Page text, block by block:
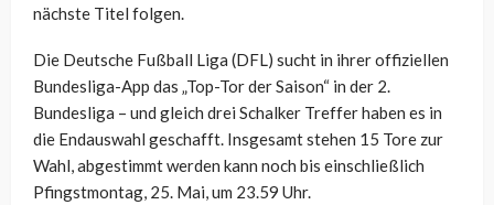
nächste Titel folgen.
Die Deutsche Fußball Liga (DFL) sucht in ihrer offiziellen
Bundesliga-App das „Top-Tor der Saison“ in der 2.
Bundesliga – und gleich drei Schalker Treffer haben es in
die Endauswahl geschafft. Insgesamt stehen 15 Tore zur
Wahl, abgestimmt werden kann noch bis einschließlich
Pfingstmontag, 25. Mai, um 23.59 Uhr.